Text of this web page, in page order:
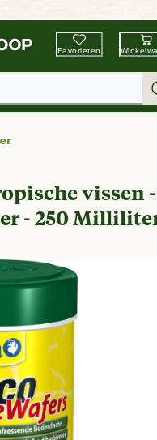
Tuin & Dier
Favorieten
vissen -
- 250